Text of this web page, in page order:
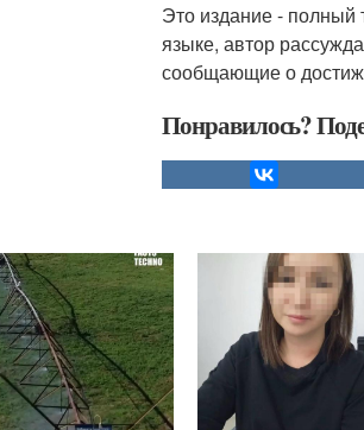
Это издание - полный
языке, автор
сообщающие о
Понравилось?